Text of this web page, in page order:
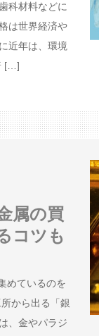
科材料などに
は世界経済や
近年は、環境
[…]
属の買
コツも
めているのを
から出る「銀
、金やパラジ